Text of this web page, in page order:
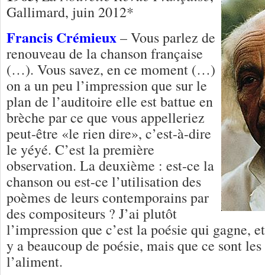
Gallimard, juin 2012*
Francis Crémieux– Vous parlez de
renouveau de la chanson française
(…). Vous savez, en ce moment (…)
on a un peu l’impression que sur le
plan de l’auditoire elle est battue en
brèche par ce que vous appelleriez
peut-être «le rien dire», c’est-à-dire
le yéyé. C’est la première
observation. La deuxième : est-ce la
chanson ou est-ce l’utilisation des
poèmes de leurs contemporains par
des compositeurs ? J’ai plutôt
l’impression que c’est la poésie qui gagne,
y a beaucoup de poésie, mais que ce sont
l’aliment.